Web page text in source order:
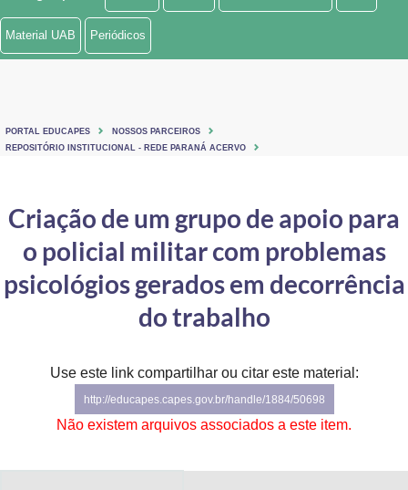
Ministério de Minas e Energia
Ministério do Turismo
Controladoria-Geral da União
Ministério da Mulher, da Família e dos Direitos Humanos
Gabinete de Segurança Institucional
Advocacia-Geral da União
Material UAB Periódicos
PORTAL EDUCAPES
NOSSOS PARCEIROS
REPOSITÓRIO INSTITUCIONAL - REDE PARANÁ ACERVO
Criação de um grupo de apoio para
o policial militar com problemas
psicológios gerados em decorrência
do trabalho
Use este link compartilhar ou citar este material:
http://educapes.capes.gov.br/handle/1884/50698
Não existem arquivos associados a este item.